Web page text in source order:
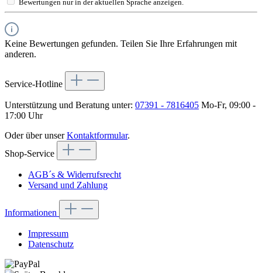
Bewertungen nur in der aktuellen Sprache anzeigen.
Keine Bewertungen gefunden. Teilen Sie Ihre Erfahrungen mit
anderen.
Service-Hotline
Unterstützung und Beratung unter: 07391 - 7816405 Mo-Fr, 09:00 -
17:00 Uhr
Oder über unserKontaktformular.
Shop-Service
AGB´s & Widerrufsrecht
Versand und Zahlung
Informationen
Impressum
Datenschutz